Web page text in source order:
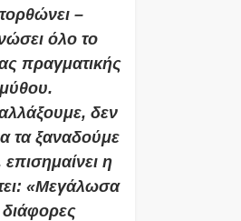
–
όλο το
πραγματικής
δεν
τα ξαναδούμε
η
«Μεγάλωσα